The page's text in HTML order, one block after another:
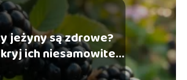
jeżyny są zdrowe?
ich niesamowite
właściwości!